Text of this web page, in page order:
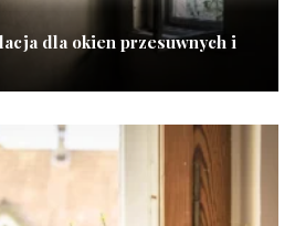
dla okien przesuwnych i